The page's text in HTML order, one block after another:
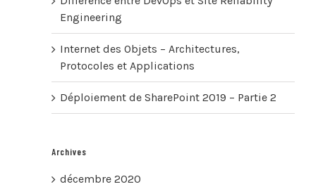
Engineering
Internet des Objets – Architectures,
Protocoles et Applications
Déploiement de SharePoint 2019 – Partie 2
Archives
décembre 2020